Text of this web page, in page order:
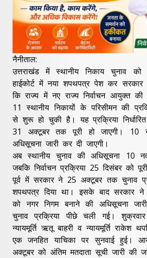
नैनीताल:
उत्तराखंड में स्थानीय निकाय चुनाव
हाईकोर्ट में नया शपथपत्र पेश कर
कि राज्य में नए राज्य निर्वाचन आयुक्त की
11 स्थानीय निकायों के परिसीमन की
से शुरू हो चुकी है। यह प्रक्रिया
31 अक्टूबर तक पूरी हो जाएगी। 10
अधिसूचना जारी कर दी जाएगी।
अब स्थानीय चुनाव की अधिसूचना 10
जबकि निर्वाचन प्रक्रिया 25 दिसंबर को
पूर्व में सरकार ने 25 अक्टूबर तक चुनाव
शपथपत्र दिया था। इसके बाद सरकार ने
को नगर निगम बनाने की अधिसूचना
चुनाव प्रक्रिया पीछे चली गई।
न्यायमूर्ति ऋतू बाहरी व न्यायमूर्ति राकेश
एक जनहित याचिका पर सुनवाई हुई।
अक्टूबर को अंतिम मतदाता सूची जारी की